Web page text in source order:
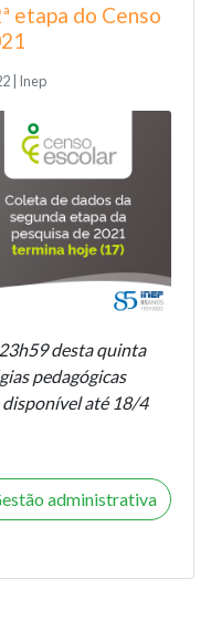
etapa do Censo
| Inep
desta quinta
pedagógicas
até 18/4
administrativa